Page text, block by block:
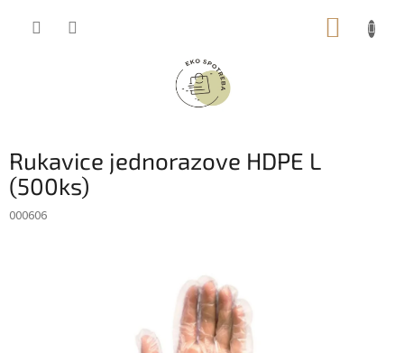
Rukavice jednorazove HDPE L
(500ks)
000606